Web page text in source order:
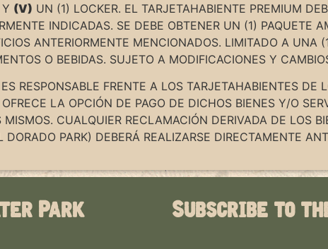
(V) UN (1) LOCKER. EL TARJETAHABIENTE PREMIUM
INDICADAS. SE DEBE OBTENER UN (1) PAQUETE
ANTERIORMENTE MENCIONADOS. LIMITADO A UNA
O BEBIDAS. SUJETO A MODIFICACIONES Y
RESPONSABLE FRENTE A LOS TARJETAHABIENTES DE
LA OPCIÓN DE PAGO DE DICHOS BIENES Y/O
CUALQUIER RECLAMACIÓN DERIVADA DE LOS
PARK) DEBERÁ REALIZARSE DIRECTAMENTE
Park Subscribe to